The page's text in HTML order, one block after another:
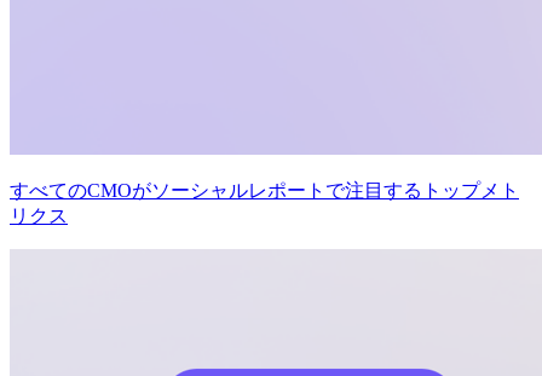
すべてのCMOがソーシャルレポートで注目するトップメト
リクス